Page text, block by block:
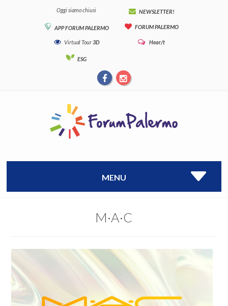
Oggi siamo chiusi NEWSLETTER!
APP FORUM PALERMO FORUM PALERMO
Virtual Tour3D Hear/t
ESG
MENU
M·A·C